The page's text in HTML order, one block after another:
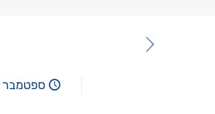
ספטמבר 3, 2018